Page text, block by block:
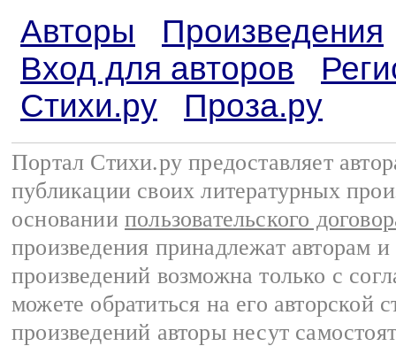
Авторы
Произведения
Вход для авторов
Стихи.ру
Проза.ру
Портал Стихи.ру предоставляет
публикации своих литературных
основании пользовательского
произведения принадлежат авторам
произведений возможна только с
можете обратиться на его авторской
произведений авторы несут